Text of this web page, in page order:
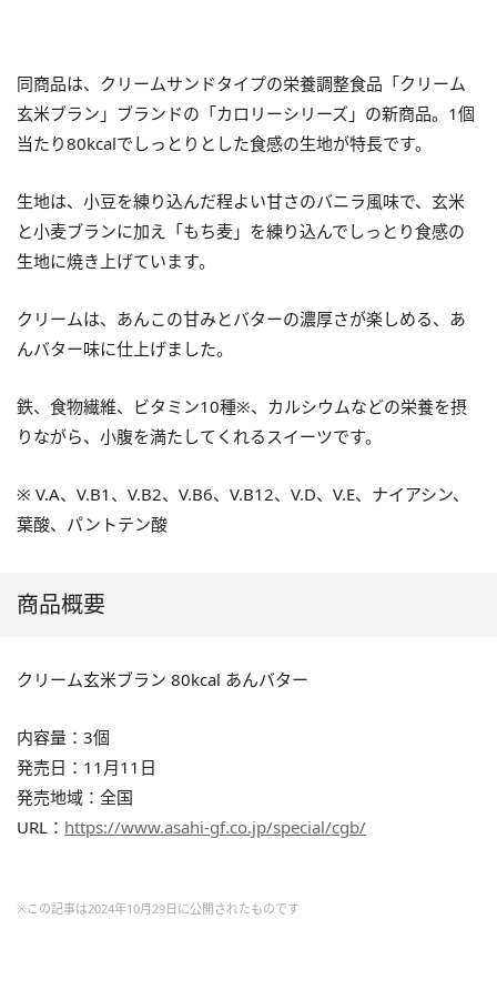
同商品は、クリームサンドタイプの栄養調整食品「クリーム
玄米ブラン」ブランドの「カロリーシリーズ」の新商品。1個
当たり80kcalでしっとりとした食感の生地が特長です。
生地は、小豆を練り込んだ程よい甘さのバニラ風味で、玄米
と小麦ブランに加え「もち麦」を練り込んでしっとり食感の
生地に焼き上げています。
クリームは、あんこの甘みとバターの濃厚さが楽しめる、あ
んバター味に仕上げました。
鉄、食物繊維、ビタミン10種※、カルシウムなどの栄養を摂
りながら、小腹を満たしてくれるスイーツです。
※ V.A、V.B1、V.B2、V.B6、V.B12、V.D、V.E、ナイアシン、
葉酸、パントテン酸
商品概要
クリーム玄米ブラン 80kcal あんバター
内容量：3個
発売日：11月11日
発売地域：全国
URL： https://www.asahi-gf.co.jp/special/cgb/
※この記事は2024年10月29日に公開されたものです